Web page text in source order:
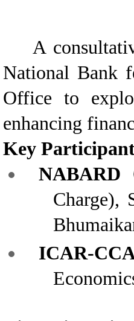
A
National Bank
Office to
enhancing
Key
NABARD
Charge),
ICAR-